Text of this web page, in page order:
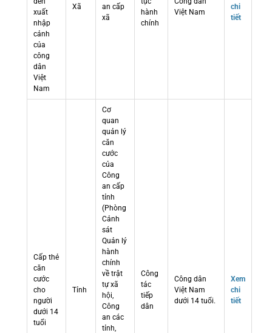
xuất
nhập
cảnh
của
công
dân
Việt
Nam
Xã
an cấp
xã
hành
chính
Việt Nam
chi
tiết
Cấp thẻ
căn
cước
cho
người
dưới 14
tuổi
Tỉnh
Cơ
quan
quản lý
căn
cước
của
Công
an cấp
tỉnh
(Phòng
Cảnh
sát
Quản lý
hành
chính
về trật
tự xã
hội,
Công
an các
tỉnh,
Công
tác
tiếp
dân
Công dân
Việt Nam
dưới 14 tuổi.
Xem
chi
tiết